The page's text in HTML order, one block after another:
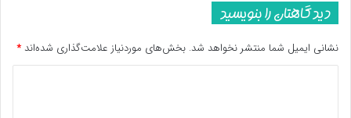
دیدگاهتان را بنویسید
نشانی ایمیل شما منتشر نخواهد شد. بخش‌های موردنیاز علامت‌گذاری شده‌اند *